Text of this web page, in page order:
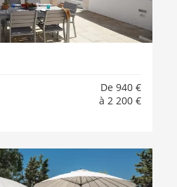
De 940 €
à 2 200 €